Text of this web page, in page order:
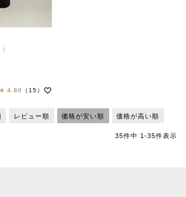
ー）
4.80
（15）
レビュー順 価格が安い順 価格が高い順
35件中 1-35件表示